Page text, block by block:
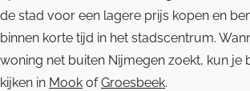
de stad voor een lagere prijs kopen en
binnen korte tijd in het stadscentrum.
woning net buiten Nijmegen zoekt, kun je
kijken in Mook ofGroesbeek.